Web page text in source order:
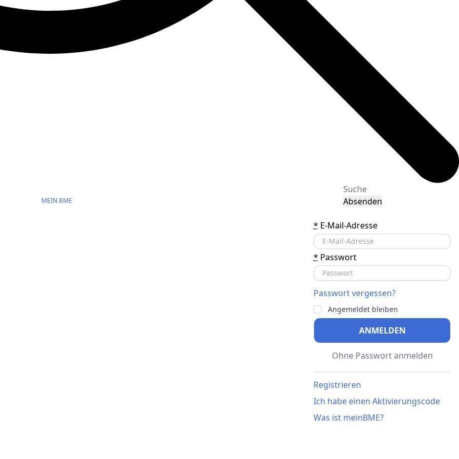
Absenden
MEIN BME
* E-Mail-Adresse
* Passwort
Passwort vergessen?
Angemeldet bleiben
ANMELDEN
Ohne Passwort anmelden
Registrieren
Ich habe einen Aktivierungscode
Was ist meinBME?